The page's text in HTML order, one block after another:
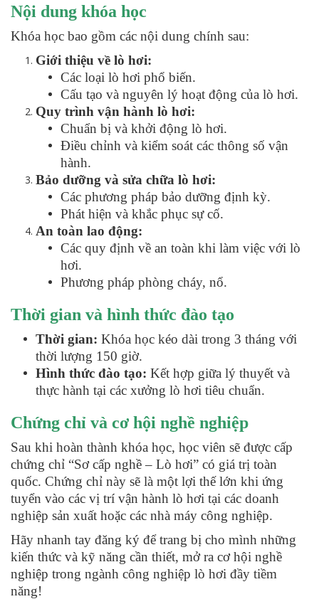
Nội dung khóa học
Khóa học bao gồm các nội dung chính sau:
Giới thiệu về lò hơi:
Các loại lò hơi phổ biến.
Cấu tạo và nguyên lý hoạt động của lò hơi.
Quy trình vận hành lò hơi:
Chuẩn bị và khởi động lò hơi.
Điều chỉnh và kiểm soát các thông số vận
hành.
Bảo dưỡng và sửa chữa lò hơi:
Các phương pháp bảo dưỡng định kỳ.
Phát hiện và khắc phục sự cố.
An toàn lao động:
Các quy định về an toàn khi làm việc với lò
hơi.
Phương pháp phòng cháy, nổ.
Thời gian và hình thức đào tạo
Thời gian: Khóa học kéo dài trong 3 tháng với
thời lượng 150 giờ.
Hình thức đào tạo: Kết hợp giữa lý thuyết và
thực hành tại các xưởng lò hơi tiêu chuẩn.
Chứng chỉ và cơ hội nghề nghiệp
Sau khi hoàn thành khóa học, học viên sẽ được cấp
chứng chỉ “Sơ cấp nghề – Lò hơi” có giá trị toàn
quốc. Chứng chỉ này sẽ là một lợi thế lớn khi ứng
tuyển vào các vị trí vận hành lò hơi tại các doanh
nghiệp sản xuất hoặc các nhà máy công nghiệp.
Hãy nhanh tay đăng ký để trang bị cho mình những
kiến thức và kỹ năng cần thiết, mở ra cơ hội nghề
nghiệp trong ngành công nghiệp lò hơi đầy tiềm
năng!